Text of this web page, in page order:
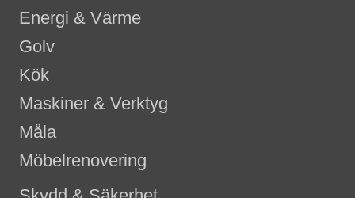
Energi & Värme
Golv
Kök
Maskiner & Verktyg
Måla
Möbelrenovering